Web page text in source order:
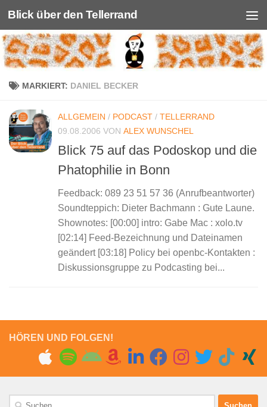
Unter dem Inhalt
Blick über den Tellerrand
MARKIERT: DANIEL BECKER
ALLGEMEIN / PODCAST / TELLERRAND
09.08.2006 VON ALEX WUNSCHEL
Blick 75 auf das Podoskop und die
Phatophilie in Bonn
Feedback: 089 23 51 57 36 (Anrufbeantworter)
Soundteppich: Dieter Bachmann : Gute Laune.
Shownotes: [00:00] intro: Gabe Mac : xolo.tv
[02:14] Feed-Bezeichnung und Dateinamen
geändert [03:18] Policy bei openbc-Kontakten :
Diskussionsgruppe zu Podcasting bei...
HÖREN UND FOLGEN!
Suchen